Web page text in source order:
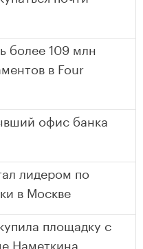
более 109 млн
в Four
офис банка
лидером по
в Москве
площадку с
Наметкина